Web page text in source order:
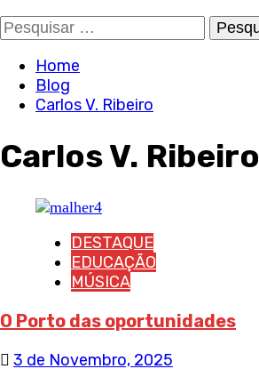
Pesquisar
por:
Home
Blog
Carlos V. Ribeiro
Carlos V. Ribeiro
DESTAQUE
EDUCAÇÃO
MÚSICA
O Porto das oportunidades
3 de Novembro, 2025